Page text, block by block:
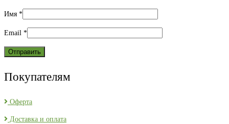
Имя *
Email *
Покупателям
Оферта
Доставка и оплата